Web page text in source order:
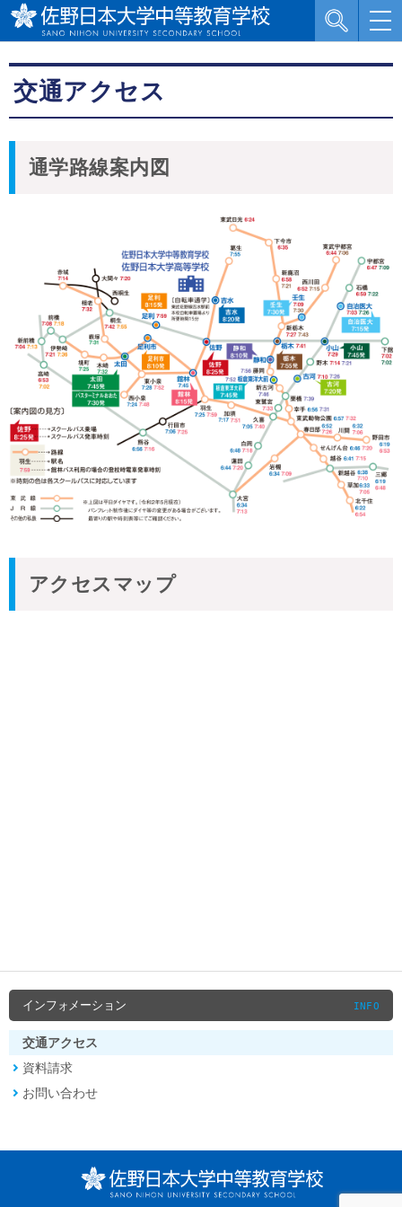
交通アクセス
通学路線案内図
アクセスマップ
インフォメーション INFO
交通アクセス
資料請求
お問い合わせ